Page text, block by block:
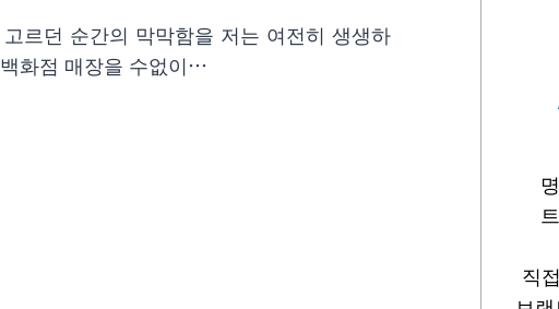
르던 순간의 막막함을 저는 여전히 생생하
화점 매장을 수없이…
직